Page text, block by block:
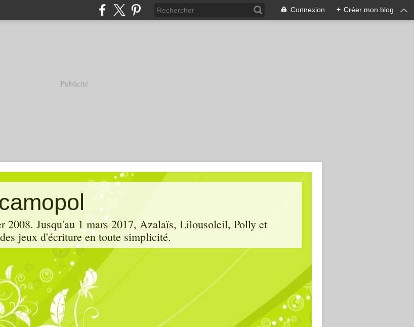
Connexion + Créer mon blog
Publicité
2008. Jusqu'au 1 mars 2017, Azalaïs, Lilousoleil, Polly et
jeux d'écriture en toute simplicité.